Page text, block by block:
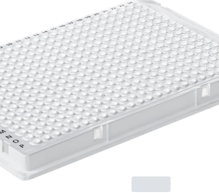
イル, 40 µl,
PCR
Tested, PP
PCRプレート フルス
カート, にとって
LightCycler® 480, 384
ウェル, 白, ロープロ
ファイル, 40 µl, PCR